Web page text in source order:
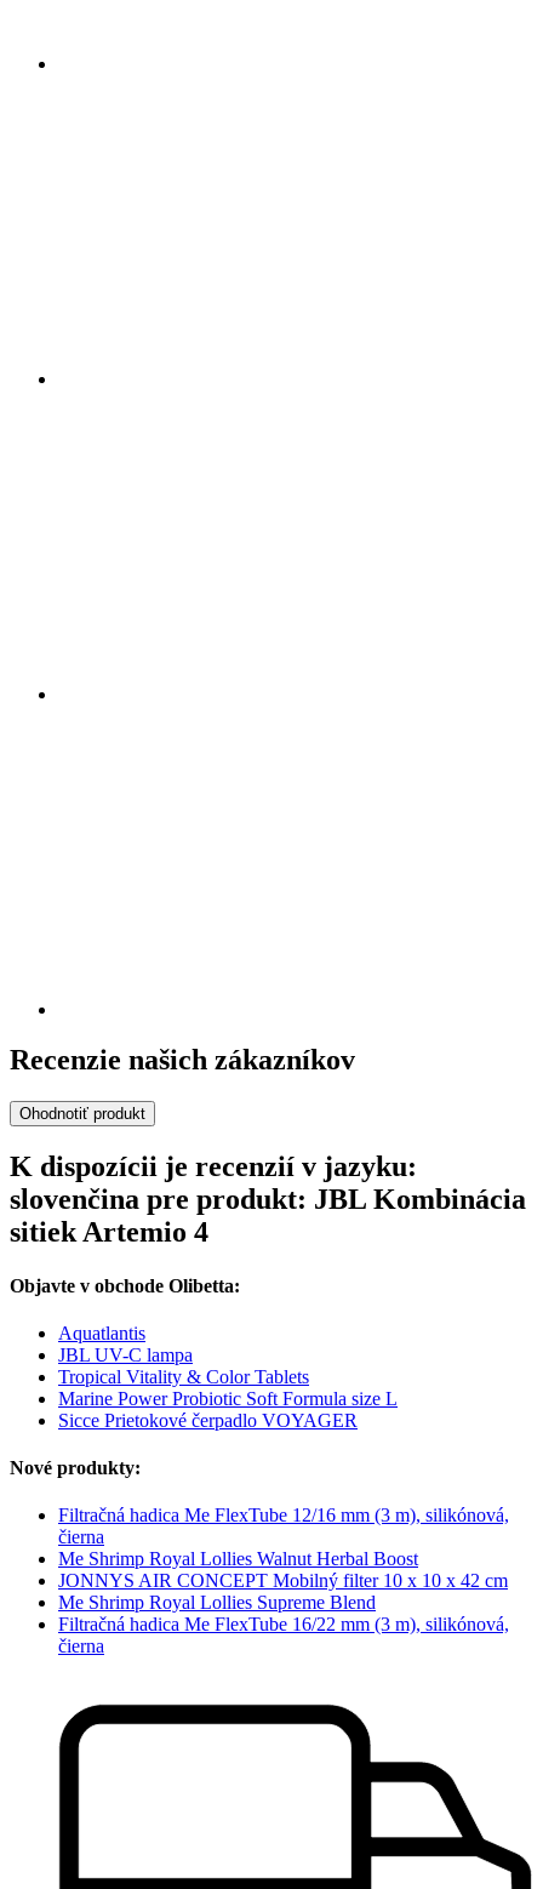
Recenzie našich zákazníkov
Ohodnotiť produkt
K dispozícii je recenzií v jazyku:
slovenčina pre produkt: JBL Kombinácia
sitiek Artemio 4
Objavte v obchode Olibetta:
Aquatlantis
JBL UV-C lampa
Tropical Vitality & Color Tablets
Marine Power Probiotic Soft Formula size L
Sicce Prietokové čerpadlo VOYAGER
Nové produkty:
Filtračná hadica Me FlexTube 12/16 mm (3 m), silikónová,
čierna
Me Shrimp Royal Lollies Walnut Herbal Boost
JONNYS AIR CONCEPT Mobilný filter 10 x 10 x 42 cm
Me Shrimp Royal Lollies Supreme Blend
Filtračná hadica Me FlexTube 16/22 mm (3 m), silikónová,
čierna